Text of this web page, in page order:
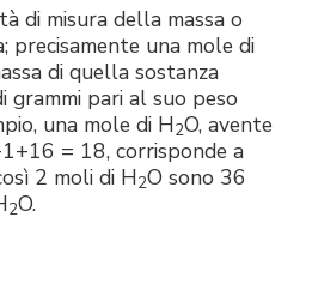
di misura della massa o
precisamente una mole di
di quella sostanza
grammi pari al suo peso
una mole di H2O, avente
= 18, corrisponde a
2 moli di H2O sono 36
2O.